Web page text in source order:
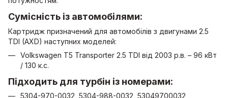
Сумісність із автомобілями:
Картридж призначений для автомобілів з двигунами 2.5
TDI (AXD) наступних моделей:
Volkswagen T5 Transporter 2.5 TDI від 2003 р.в. – 96 кВт
/ 130 к.с.
Підходить для турбін із номерами:
5304-970-0032, 5304-988-0032, 53049700032,